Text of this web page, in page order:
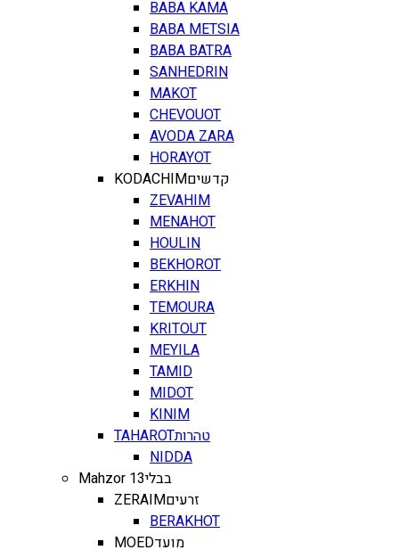
BABA KAMA
BABA METSIA
BABA BATRA
SANHEDRIN
MAKOT
CHEVOUOT
AVODA ZARA
HORAYOT
KODACHIMקדשים
ZEVAHIM
MENAHOT
HOULIN
BEKHOROT
ERKHIN
TEMOURA
KRITOUT
MEYILA
TAMID
MIDOT
KINIM
TAHAROTטהרות
NIDDA
Mahzor 13בבלי
ZERAIMזרעים
BERAKHOT
MOEDמועד